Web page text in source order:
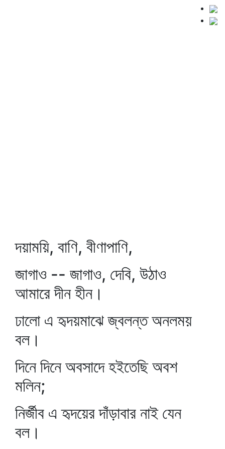
দয়াময়ি, বাণি, বীণাপাণি,
জাগাও -- জাগাও, দেবি, উঠাও
আমারে দীন হীন।
ঢালো এ হৃদয়মাঝে জ্বলন্ত অনলময়
বল।
দিনে দিনে অবসাদে হইতেছি অবশ
মলিন;
নির্জীব এ হৃদয়ের দাঁড়াবার নাই যেন
বল।